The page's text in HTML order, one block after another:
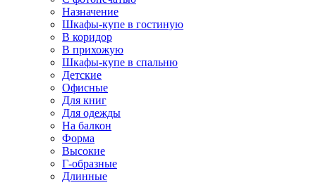
Назначение
Шкафы-купе в гостиную
В коридор
В прихожую
Шкафы-купе в спальню
Детские
Офисные
Для книг
Для одежды
На балкон
Форма
Высокие
Г-образные
Длинные